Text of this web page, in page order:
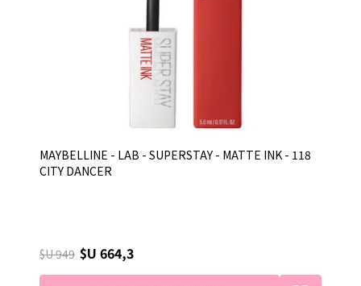
MAYBELLINE - LAB - SUPERSTAY - MATTE INK - 118
CITY DANCER
$U 949 $U 664,3